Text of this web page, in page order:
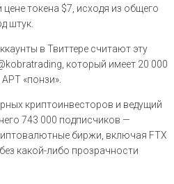
токена $7, исходя из общего
штук.
в Твиттере считают эту
который имеет 20 000
«понзи».
криптоинвесторов и ведущий
743 000 подписчиков —
биржи, включая FTX
какой-либо прозрачности